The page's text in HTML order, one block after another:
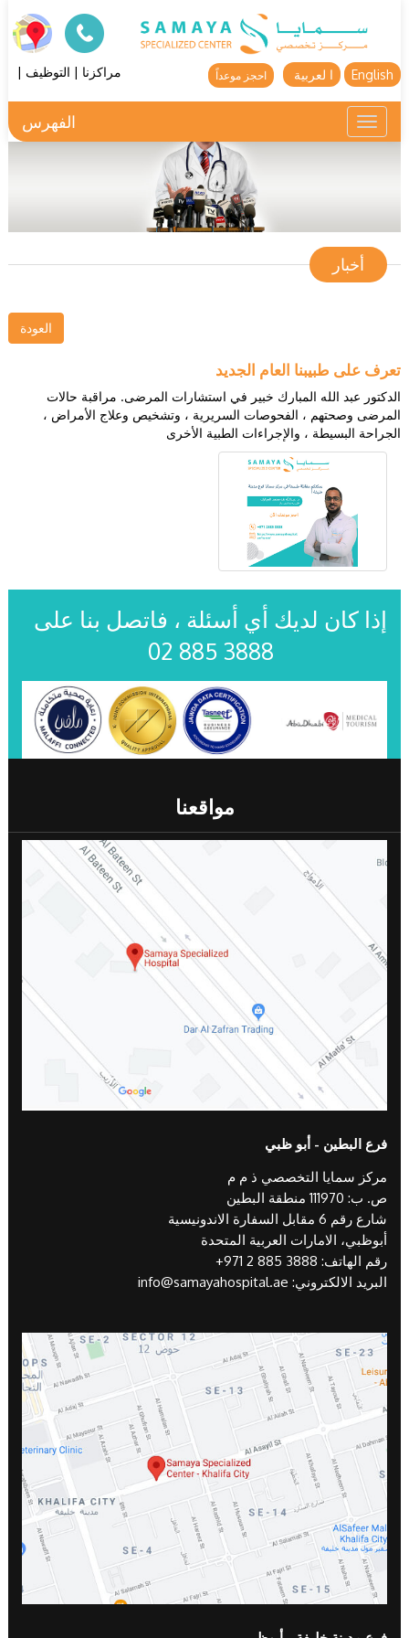
English ا لعربية احجز موعداً مراكزنا|التوظيف |
Toggle
navigation
الفهرس
أخبار
العودة
تعرف على طبيبنا العام الجديد
الدكتور عبد الله المبارك خبير في استشارات المرضى. مراقبة حالات
المرضى وصحتهم ، الفحوصات السريرية ، وتشخيص وعلاج الأمراض ،
الجراحة البسيطة ، والإجراءات الطبية الأخرى
إذا كان لديك أي أسئلة ، فاتصل بنا على
02 885 3888
مواقعنا
فرع البطين - أبو ظبي
مركز سمايا التخصصي ذ م م
ص. ب: 111970 منطقة البطين
شارع رقم 6 مقابل السفارة الاندونيسية
أبوظبي، الامارات العربية المتحدة
رقم الهاتف:+971 2 885 3888
البريد الالكتروني:info@samayahospital.ae